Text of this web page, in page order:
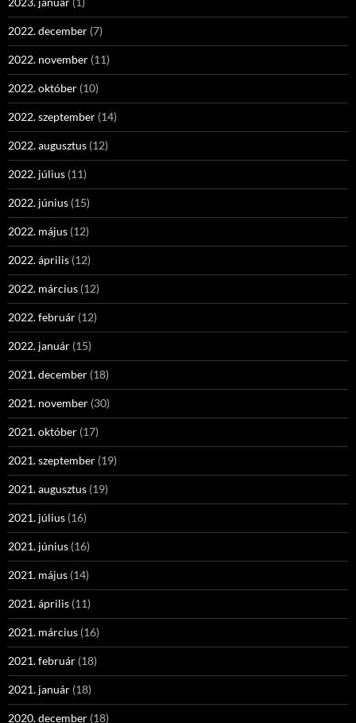
2022. december (7)
2022. november (11)
2022. október (10)
2022. szeptember (14)
2022. augusztus (12)
2022. július (11)
2022. június (15)
2022. május (12)
2022. április (12)
2022. március (12)
2022. február (12)
2022. január (15)
2021. december (18)
2021. november (30)
2021. október (17)
2021. szeptember (19)
2021. augusztus (19)
2021. július (16)
2021. június (16)
2021. május (14)
2021. április (11)
2021. március (16)
2021. február (18)
2021. január (18)
2020. december (18)